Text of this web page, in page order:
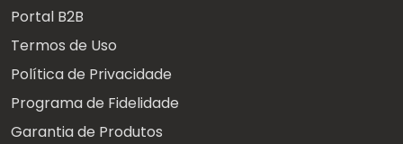
Portal B2B
Termos de Uso
Política de Privacidade
Programa de Fidelidade
Garantia de Produtos